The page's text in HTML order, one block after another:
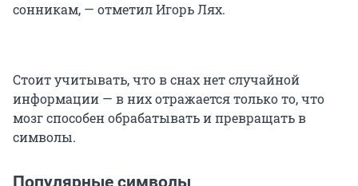
сонникам, — отметил Игорь Лях.
Стоит учитывать, что в снах нет случайной
информации — в них отражается только то, что
мозг способен обрабатывать и превращать в
символы.